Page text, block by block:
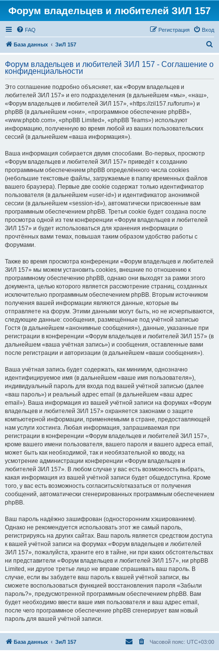
Форум владельцев и любителей ЗИЛ 157
FAQ Вход
Регистрация
База данных ЗиЛ 157
с
Форум владельцев и любителей ЗИЛ 157 - Соглашение о
конфиденциальности
Это соглашение подробно объясняет, как «Форум владельцев и
любителей ЗИЛ 157» и его подразделения (в дальнейшем «мы», «наш»,
«Форум владельцев и любителей ЗИЛ 157», «https://zil157.ru/forum») и
phpBB (в дальнейшем «они», «программное обеспечение phpBB»,
«www.phpbb.com», «phpBB Limited», «phpBB Teams») используют
информацию, полученную во время любой из ваших пользовательских
сессий (в дальнейшем «ваша информация»).
Ваша информация собирается двумя способами. Во-первых, просмотр
«Форум владельцев и любителей ЗИЛ 157» приведёт к созданию
программным обеспечением phpBB определённого числа cookies
(небольшие текстовые файлы, загружаемые в папку временных файлов
вашего браузера). Первые две cookie содержат только идентификатор
пользователя (в дальнейшем «user-id») и идентификатор анонимной
сессии (в дальнейшем «session-id»), автоматически присвоенные вам
программным обеспечением phpBB. Третья cookie будет создана после
просмотра одной из тем конференции «Форум владельцев и любителей
ЗИЛ 157» и будет использоваться для хранения информации о
прочтённых вами темах, повышая таким образом удобство работы с
форумами.
Также во время просмотра конференции «Форум владельцев и любителей
ЗИЛ 157» мы можем установить cookies, внешние по отношению к
программному обеспечению phpBB, однако они выходят за рамки этого
документа, целью которого является рассмотрение страниц, созданных
исключительно программным обеспечением phpBB. Вторым источником
получения вашей информации являются данные, которые вы
отправляете на форум. Этими данными могут быть, но не исчерпываются,
следующие данные: сообщения, размещённые под учётной записью
Гостя (в дальнейшем «анонимные сообщения»), данные, указанные при
регистрации в конференции «Форум владельцев и любителей ЗИЛ 157» (в
дальнейшем «ваша учётная запись») и сообщения, оставленные вами
после регистрации и авторизации (в дальнейшем «ваши сообщения»).
Ваша учётная запись будет содержать, как минимум, однозначно
идентифицируемое имя (в дальнейшем «ваше имя пользователя»),
индивидуальный пароль для входа под вашей учётной записью (далее
«ваш пароль») и реальный адрес email (в дальнейшем «ваш адрес
email»). Ваша информация из вашей учётной записи на форумах «Форум
владельцев и любителей ЗИЛ 157» охраняется законами о защите
компьютерной информации, применяемыми в стране, предоставляющей
нам услуги хостинга. Любая информация, запрашиваемая при
регистрации в конференции «Форум владельцев и любителей ЗИЛ 157»,
кроме вашего имени пользователя, вашего пароля и вашего адреса email,
может быть как необходимой, так и необязательной ко вводу, на
усмотрение администрации конференции «Форум владельцев и
любителей ЗИЛ 157». В любом случае у вас есть возможность выбрать,
какая информация из вашей учётной записи будет общедоступна. Кроме
того, у вас есть возможность согласиться/отказаться от получения
сообщений, автоматически сгенерированных программным обеспечением
phpBB.
Ваш пароль надёжно зашифрован (односторонним хэшированием).
Однако не рекомендуется использовать этот же самый пароль,
регистрируясь на других сайтах. Ваш пароль является средством доступа
к вашей учётной записи на форумах «Форум владельцев и любителей
ЗИЛ 157», пожалуйста, храните его в тайне, ни при каких обстоятельствах
ни представители «Форум владельцев и любителей ЗИЛ 157», ни phpBB
Limited, ни другое третье лицо не вправе спрашивать ваш пароль. В
случае, если вы забудете ваш пароль к вашей учётной записи, вы
сможете воспользоваться функцией восстановления пароля «Забыли
пароль?», предусмотренной программным обеспечением phpBB. Вам
будет необходимо ввести ваше имя пользователя и ваш адрес email,
после чего программное обеспечение phpBB сгенерирует вам новый
пароль для вашей учётной записи.
База данных ЗиЛ 157 Часовой пояс: UTC+03:00